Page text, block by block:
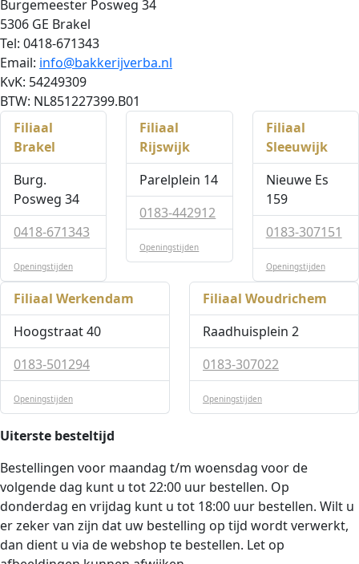
Burgemeester Posweg 34
5306 GE Brakel
Tel: 0418-671343
Email: info@bakkerijverba.nl
KvK: 54249309
BTW: NL851227399.B01
Filiaal
Brakel
Burg.
Posweg 34
0418-671343
Openingstijden
Filiaal
Rijswijk
Parelplein 14
0183-442912
Openingstijden
Filiaal
Sleeuwijk
Nieuwe Es
159
0183-307151
Openingstijden
Filiaal Werkendam
Hoogstraat 40
0183-501294
Openingstijden
Filiaal Woudrichem
Raadhuisplein 2
0183-307022
Openingstijden
Uiterste besteltijd
Bestellingen voor maandag t/m woensdag voor de
volgende dag kunt u tot 22:00 uur bestellen. Op
donderdag en vrijdag kunt u tot 18:00 uur bestellen. Wilt u
er zeker van zijn dat uw bestelling op tijd wordt verwerkt,
dan dient u via de webshop te bestellen. Let op